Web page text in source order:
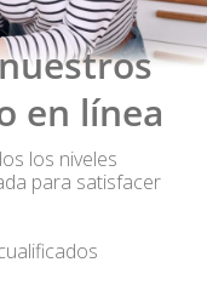
en línea
los niveles
para satisfacer